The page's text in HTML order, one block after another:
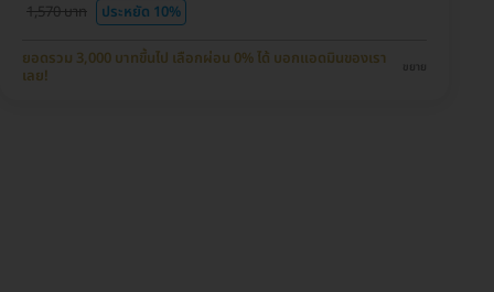
1,570 บาท ประหยัด 10%
ยอดรวม 3,000 บาทขึ้นไป เลือกผ่อน 0% ได้ บอกแอดมินของเรา
เลย!
ขยาย